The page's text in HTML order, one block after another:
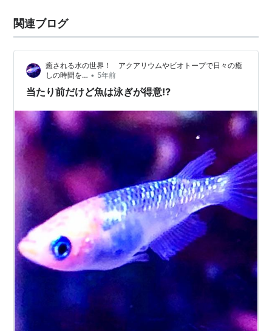
関連ブログ
癒される水の世界！ アクアリウムやビオトープで日々の癒
しの時間を… • 5年前
当たり前だけど魚は泳ぎが得意⁉️